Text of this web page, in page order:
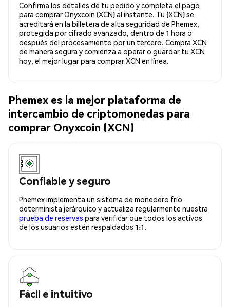
Confirma los detalles de tu pedido y completa el pago
para comprar Onyxcoin (XCN) al instante. Tu (XCN) se
acreditará en la billetera de alta seguridad de Phemex,
protegida por cifrado avanzado, dentro de 1 hora o
después del procesamiento por un tercero. Compra XCN
de manera segura y comienza a operar o guardar tu XCN
hoy, el mejor lugar para comprar XCN en línea.
Phemex es la mejor plataforma de
intercambio de criptomonedas para
comprar Onyxcoin (XCN)
Confiable y seguro
Phemex implementa un sistema de monedero frío
determinista jerárquico y actualiza regularmente nuestra
prueba de reservas para verificar que todos los activos
de los usuarios estén respaldados 1:1.
Fácil e intuitivo